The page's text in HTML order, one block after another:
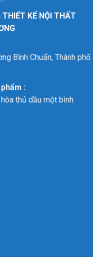
KẾ NỘI THẤT
Bình Chuẩn, Thành phố
:
thủ dầu một bình